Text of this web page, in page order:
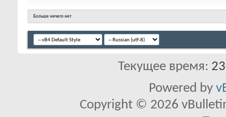
Больше ничего нет
Текущее время:
Powered by
Copyright © 2026